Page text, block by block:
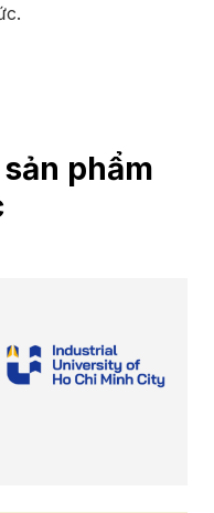
phẩm